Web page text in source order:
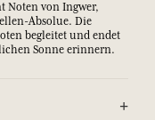
Noten von Ingwer,
Absolue. Die
begleitet und endet
Sonne erinnern.